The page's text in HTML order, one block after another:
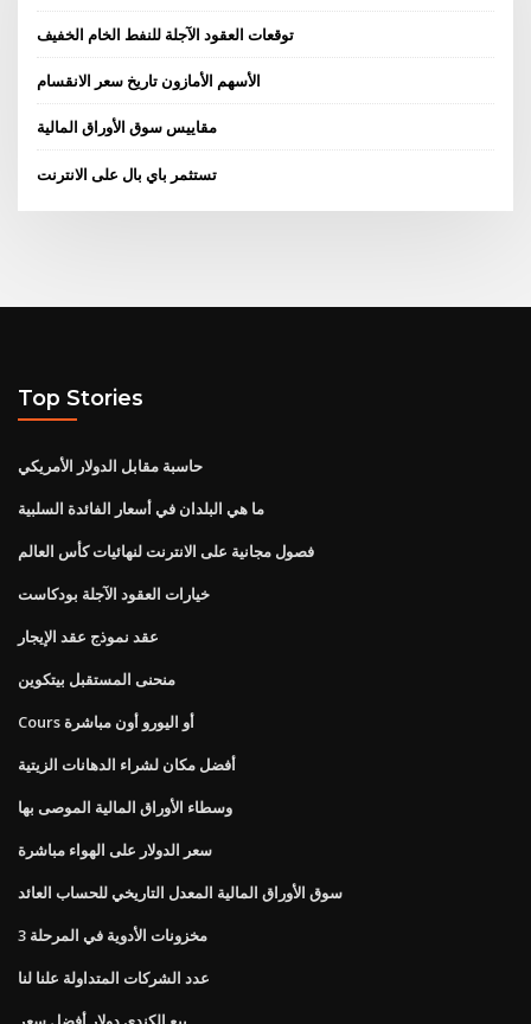
توقعات العقود الآجلة للنفط الخام الخفيف
الأسهم الأمازون تاريخ سعر الانقسام
مقاييس سوق الأوراق المالية
تستثمر باي بال على الانترنت
Top Stories
حاسبة مقابل الدولار الأمريكي
ما هي البلدان في أسعار الفائدة السلبية
فصول مجانية على الانترنت لنهائيات كأس العالم
خيارات العقود الآجلة بودكاست
عقد نموذج عقد الإيجار
منحنى المستقبل بيتكوين
Cours أو اليورو أون مباشرة
أفضل مكان لشراء الدهانات الزيتية
وسطاء الأوراق المالية الموصى بها
سعر الدولار على الهواء مباشرة
سوق الأوراق المالية المعدل التاريخي للحساب العائد
مخزونات الأدوية في المرحلة 3
عدد الشركات المتداولة علنا ​​لنا